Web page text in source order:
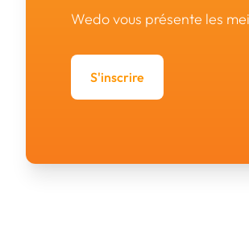
Wedo vous présente les
S'inscrire